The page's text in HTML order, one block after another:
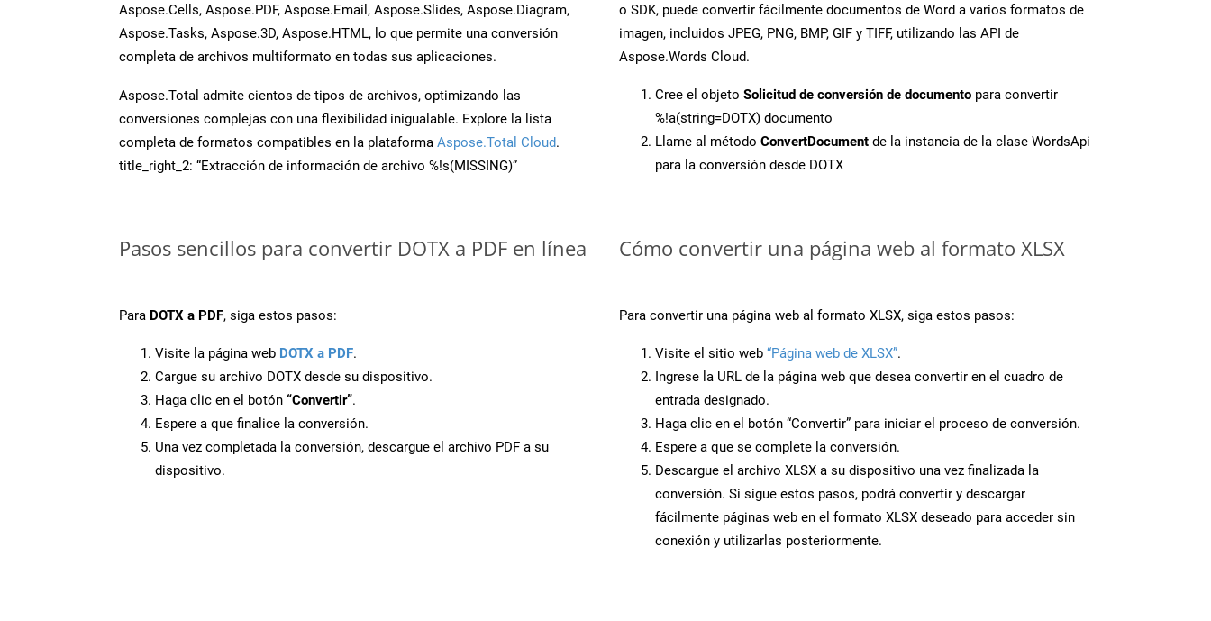
Aspose.Cells, Aspose.PDF, Aspose.Email, Aspose.Slides, Aspose.Diagram,
Aspose.Tasks, Aspose.3D, Aspose.HTML, lo que permite una conversión
completa de archivos multiformato en todas sus aplicaciones.
Aspose.Total admite cientos de tipos de archivos, optimizando las
conversiones complejas con una flexibilidad inigualable. Explore la lista
completa de formatos compatibles en la plataforma Aspose.Total Cloud.
title_right_2: “Extracción de información de archivo %!s(MISSING)”
o SDK, puede convertir fácilmente documentos de Word a varios formatos de
imagen, incluidos JPEG, PNG, BMP, GIF y TIFF, utilizando las API de
Aspose.Words Cloud.
Cree el objeto Solicitud de conversión de documento para convertir
%!a(string=DOTX) documento
Llame al método ConvertDocument de la instancia de la clase WordsApi
para la conversión desde DOTX
Pasos sencillos para convertir DOTX a PDF en línea
Para DOTX a PDF, siga estos pasos:
Visite la página web DOTX a PDF.
Cargue su archivo DOTX desde su dispositivo.
Haga clic en el botón “Convertir”.
Espere a que finalice la conversión.
Una vez completada la conversión, descargue el archivo PDF a su
dispositivo.
Cómo convertir una página web al formato XLSX
Para convertir una página web al formato XLSX, siga estos pasos:
Visite el sitio web “Página web de XLSX”.
Ingrese la URL de la página web que desea convertir en el cuadro de
entrada designado.
Haga clic en el botón “Convertir” para iniciar el proceso de conversión.
Espere a que se complete la conversión.
Descargue el archivo XLSX a su dispositivo una vez finalizada la
conversión. Si sigue estos pasos, podrá convertir y descargar
fácilmente páginas web en el formato XLSX deseado para acceder sin
conexión y utilizarlas posteriormente.